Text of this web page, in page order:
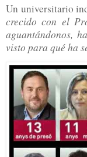
Un universitario
crecido con el
aguantándonos,
visto para qué ha